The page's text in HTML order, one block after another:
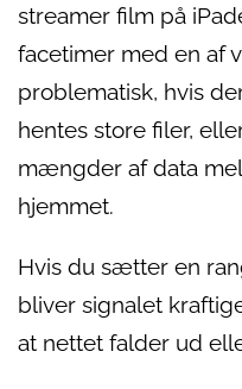
streamer film på
facetimer med en af
problematisk, hvis
hentes store filer,
mængder af data
hjemmet.
Hvis du sætter en
bliver signalet
at nettet falder ud